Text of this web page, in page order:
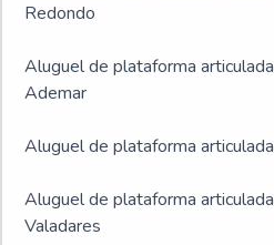
Redondo
Aluguel de plataforma
Ademar
Aluguel de plataforma
Aluguel de plataforma
Valadares